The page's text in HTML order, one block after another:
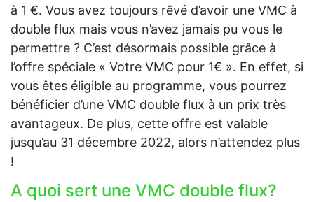
à 1 €. Vous avez toujours rêvé d’avoir une VMC à
double flux mais vous n’avez jamais pu vous le
permettre ? C’est désormais possible grâce à
l’offre spéciale « Votre VMC pour 1€ ». En effet, si
vous êtes éligible au programme, vous pourrez
bénéficier d’une VMC double flux à un prix très
avantageux. De plus, cette offre est valable
jusqu’au 31 décembre 2022, alors n’attendez plus
!
A quoi sert une VMC double flux?